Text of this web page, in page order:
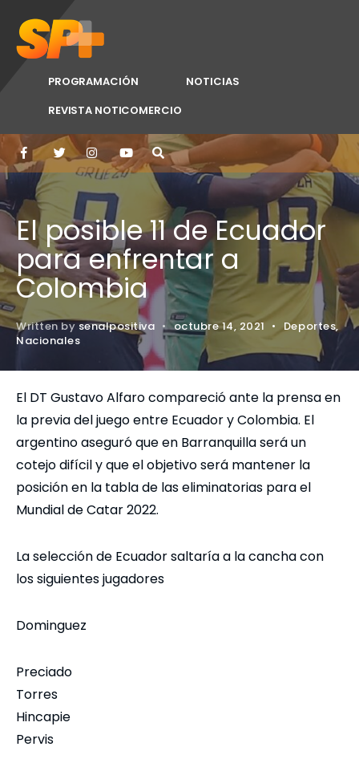
PROGRAMACIÓN
NOTICIAS
REVISTA NOTICOMERCIO
El posible 11 de Ecuador
para enfrentar a
Colombia
Written bysenalpositiva • octubre 14, 2021 • Deportes,
Nacionales
El DT Gustavo Alfaro compareció ante la prensa en
la previa del juego entre Ecuador y Colombia. El
argentino aseguró que en Barranquilla será un
cotejo difícil y que el objetivo será mantener la
posición en la tabla de las eliminatorias para el
Mundial de Catar 2022.
La selección de Ecuador saltaría a la cancha con
los siguientes jugadores
Dominguez
Preciado
Torres
Hincapie
Pervis